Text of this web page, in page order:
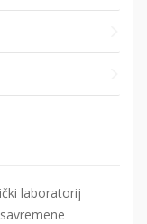
laboratorij